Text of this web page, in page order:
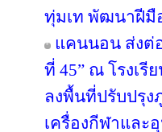
ทุ่มเท พัฒนาฝีมื
แคนนอน ส่งต่
ที่ 45” ณ โรงเ
ลงพื้นที่ปรับปรุง
เครื่องกีฬาและ